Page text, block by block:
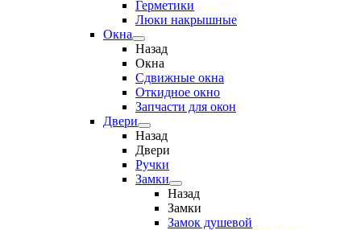
Герметики
Люки накрышные
Окна
Назад
Окна
Сдвижные окна
Откидное окно
Запчасти для окон
Двери
Назад
Двери
Ручки
Замки
Назад
Замки
Замок душевой